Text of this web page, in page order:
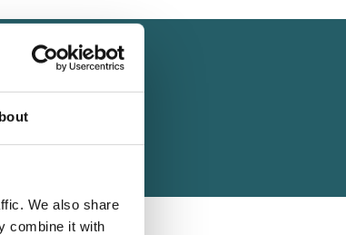
We also share
combine it with